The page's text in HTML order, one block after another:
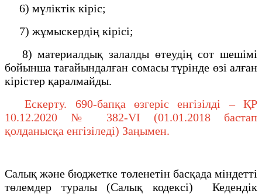
6) мүлiктiк кіріс;
7) жұмыскердің кірісі;
8) материалдық залалды өтеудің сот шешiмi
бойынша тағайындалған сомасы түрінде өзі алған
кірістер қаралмайды.
Ескерту. 690-бапқа өзгеріс енгізілді – ҚР
10.12.2020 № 382-VI (01.01.2018 бастап
қолданысқа енгізіледі) Заңымен.
Салық және бюджетке төленетін басқада міндетті
төлемдер туралы (Салық кодексі) Кедендік